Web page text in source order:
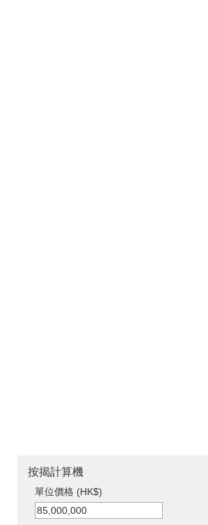
按揭計算機
單位價格 (HK$)